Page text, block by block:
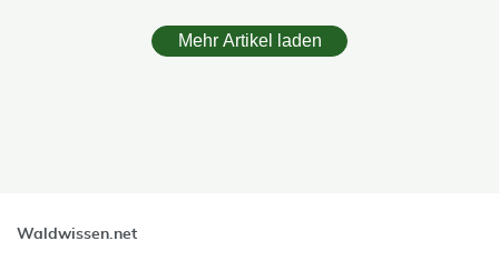
Mehr Artikel laden
Waldwissen.net